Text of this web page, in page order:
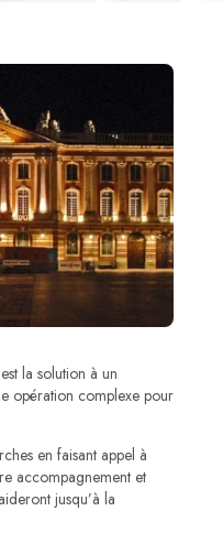
la solution à un
opération complexe pour
en faisant appel à
accompagnement et
jusqu’à la